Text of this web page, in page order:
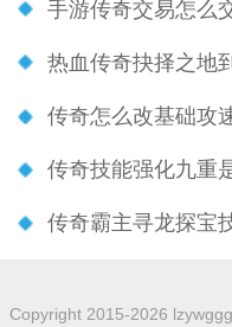
手游传奇交易怎么
热血传奇抉择之地
传奇怎么改基础攻
传奇技能强化九重
传奇霸主寻龙探宝
Copyright 2015-2026